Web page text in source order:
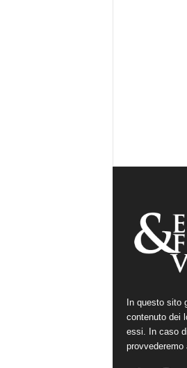
In questo sito
contenuto dei
essi. In caso